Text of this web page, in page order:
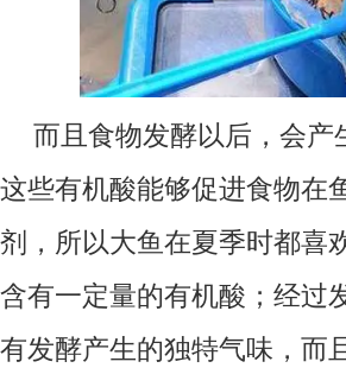
而且食物发酵以后，会
这些有机酸能够促进食物在
剂，所以大鱼在夏季时都喜
含有一定量的有机酸；经过
有发酵产生的独特气味，而